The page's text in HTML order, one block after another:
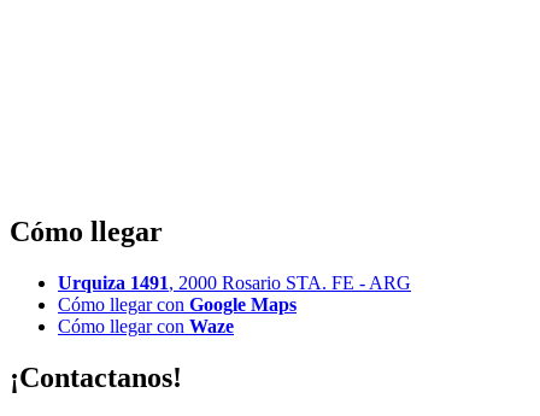
Cómo llegar
Urquiza 1491, 2000 Rosario STA. FE - ARG
Cómo llegar con Google Maps
Cómo llegar con Waze
¡Contactanos!